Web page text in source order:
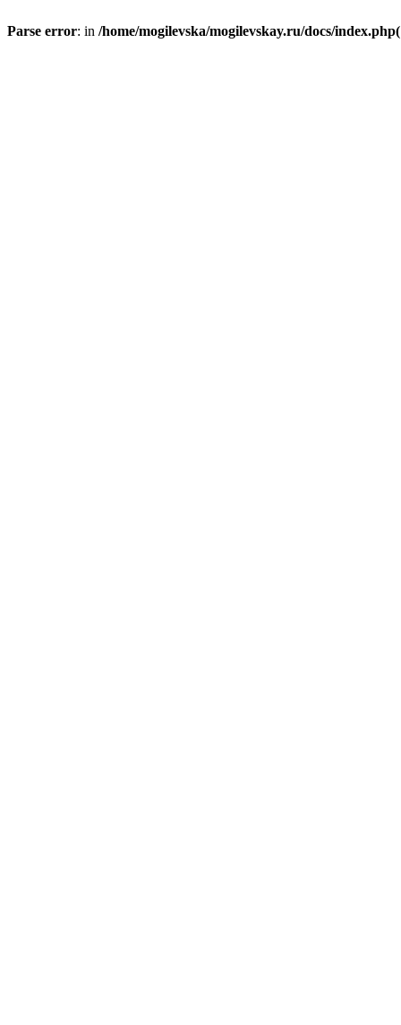
Parse error: in /home/mogilevska/mogilevskay.ru/docs/